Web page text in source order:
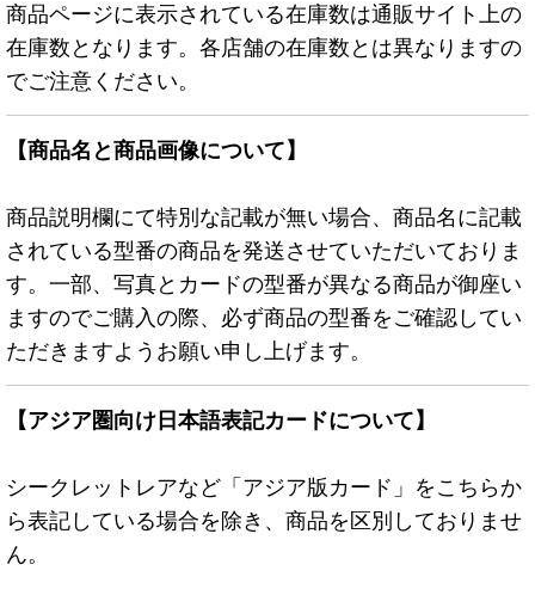
商品ページに表示されている在庫数は通販サイト上の
在庫数となります。各店舗の在庫数とは異なりますの
でご注意ください。
【商品名と商品画像について】
商品説明欄にて特別な記載が無い場合、商品名に記載
されている型番の商品を発送させていただいておりま
す。一部、写真とカードの型番が異なる商品が御座い
ますのでご購入の際、必ず商品の型番をご確認してい
ただきますようお願い申し上げます。
【アジア圏向け日本語表記カードについて】
シークレットレアなど「アジア版カード」をこちらか
ら表記している場合を除き、商品を区別しておりませ
ん。